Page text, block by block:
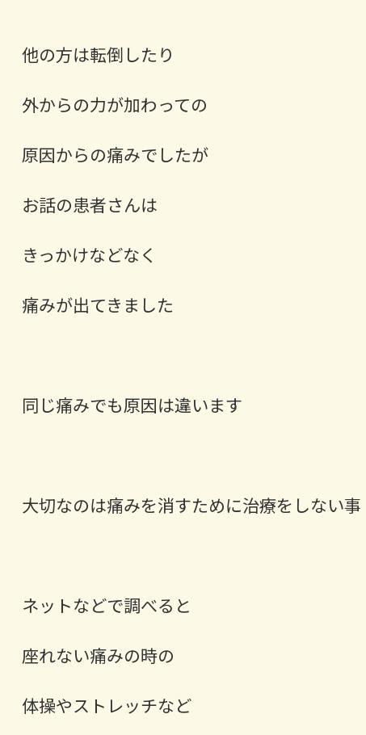
⁡他の方は転倒したり
外からの力が加わっての
原因からの痛みでしたが ⁡
お話の患者さんは
きっかけなどなく
痛みが出てきました ⁡
同じ痛みでも原因は違います ⁡
大切なのは痛みを消すために治療をしない事
ネットなどで調べると
座れない痛みの時の
体操やストレッチなど